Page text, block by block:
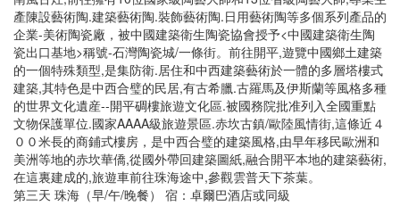
產陳設藝術陶.建築藝術陶.裝飾藝術陶.日用藝術陶等多個系列產品的
企業-美術陶瓷廠，被中國建築衛生陶瓷協會授予<中國建築衛生陶
瓷出口基地>稱號-石灣陶瓷城/一條街。前往開平,遊覽中國鄉土建築
的一個特殊類型,是集防衛.居住和中西建築藝術於一體的多層塔樓式
建築,其特色是中西合璧的民居,有古希臘.古羅馬及伊斯蘭等風格多種
的世界文化遺産--開平碉樓旅遊文化區.被國務院批准列入全國重點
文物保護單位.國家AAAA級旅遊景區.赤坎古鎮/歐陸風情街,這條近４
００米長的商鋪式樓房，是中西合璧的建築風格,由早年移民歐洲和
美洲等地的赤坎華僑,從國外帶回建築圖紙,融合開平本地的建築藝術,
在這裏建成的,旅遊車前往珠海途中,參觀雲普天下茶葉。
第三天 珠海（早/午/晚餐） 宿：卓爾巴酒店或同級